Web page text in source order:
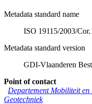
Metadata standard name
ISO 19115/2003/
Metadata standard version
GDI-Vlaanderen
Point of contact
Departement Mobiliteit
Geotechniek